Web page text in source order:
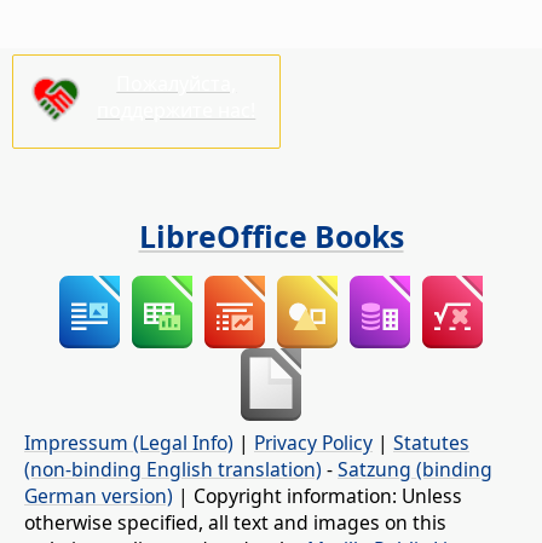
LibreOffice Books
Impressum (Legal Info) | Privacy Policy | Statutes
(non-binding English translation) -Satzung (binding
German version) | Copyright information: Unless
otherwise specified, all text and images on this